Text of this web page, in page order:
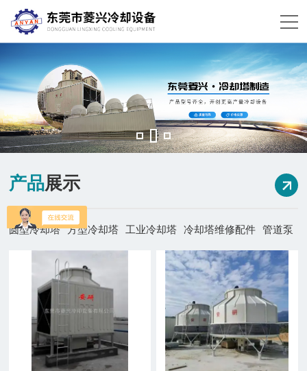
产品展示
圆型冷却塔 方型冷却塔 工业冷却塔 冷却塔维修配件 管道泵
不锈钢冷却塔 闭式冷却塔 安研冷却塔